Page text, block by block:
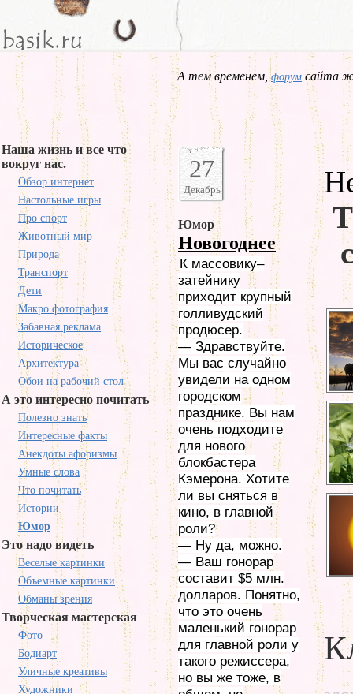
А тем временем,форум сайта
Наша жизнь и все что
вокруг нас.
Обзор интернет
Настольные игры
Про спорт
Животный мир
Природа
Транспорт
Дети
Макро фотография
Забавная реклама
Историческое
Архитектура
Обои на рабочий стол
А это интересно почитать
Полезно знать
Интересные факты
Анекдоты афоризмы
Умные слова
Что почитать
Истории
Юмор
Это надо видеть
Веселые картинки
Объемные картинки
Обманы зрения
Творческая мастерская
Фото
Бодиарт
Уличные креативы
Художники
27
Декабрь
Юмор
Новогоднее
К массовику–
затейнику
приходит крупный
голливудский
продюсер.
— Здравствуйте.
Мы вас случайно
увидели на одном
городском
празднике. Вы нам
очень подходите
для нового
блокбастера
Кэмерона. Хотите
ли вы сняться в
кино, в главной
роли?
— Ну да, можно.
— Ваш гонорар
составит $5 млн.
долларов. Понятно,
что это очень
маленький гонорар
для главной роли у
такого режиссера,
но вы же тоже, в